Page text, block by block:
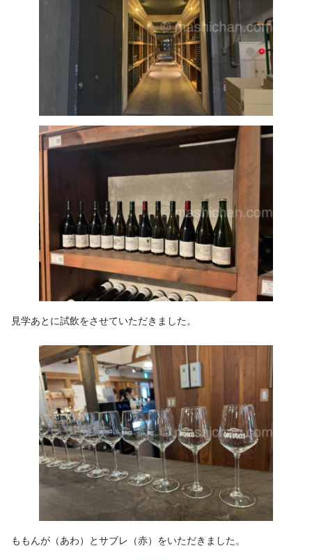
見学あとに試飲をさせていただきました。
ももんが（あわ）とサブレ（赤）をいただきました。